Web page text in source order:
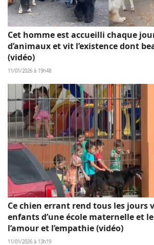
Cet homme est accueilli chaque
d’animaux et vit l’existence dont
(vidéo)
11/01/2026 à 19h48
Ce chien errant rend tous les jours
enfants d’une école maternelle et
l’amour et l’empathie (vidéo)
11/01/2026 à 13h19